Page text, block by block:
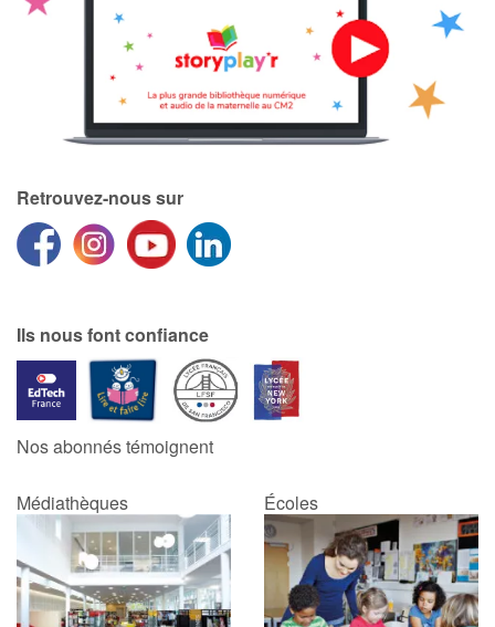
Accueil
Vidéos & Tutoriaux
Blog
Actualités
Par thématique
Contes d'ici et d'ailleurs
Autour de la lecture
Retrouvez-nous sur
Ils nous font confiance
Nos abonnés témoignent
Médiathèques Écoles